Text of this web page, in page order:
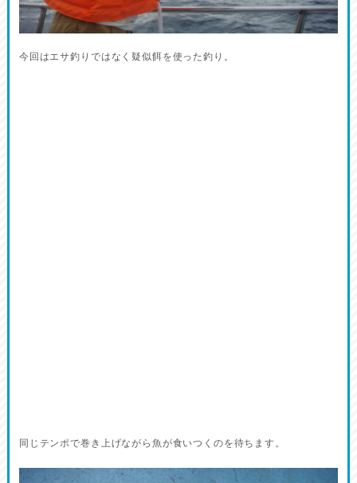
今回はエサ釣りではなく疑似餌を使った釣り。
同じテンポで巻き上げながら魚が食いつくのを待ちます。